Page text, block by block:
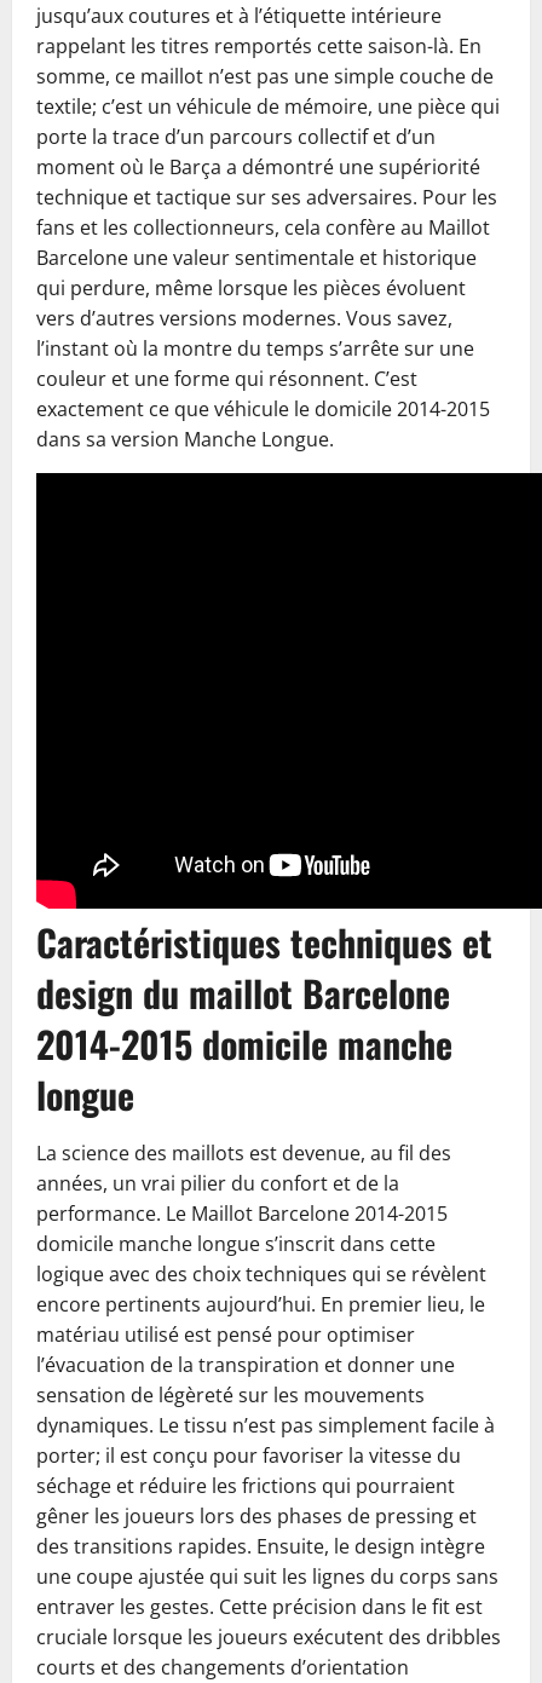
jusqu’aux coutures et à l’étiquette intérieure
rappelant les titres remportés cette saison-là. En
somme, ce maillot n’est pas une simple couche de
textile; c’est un véhicule de mémoire, une pièce qui
porte la trace d’un parcours collectif et d’un
moment où le Barça a démontré une supériorité
technique et tactique sur ses adversaires. Pour les
fans et les collectionneurs, cela confère au Maillot
Barcelone une valeur sentimentale et historique
qui perdure, même lorsque les pièces évoluent
vers d’autres versions modernes. Vous savez,
l’instant où la montre du temps s’arrête sur une
couleur et une forme qui résonnent. C’est
exactement ce que véhicule le domicile 2014-2015
dans sa version Manche Longue.
Caractéristiques techniques et
design du maillot Barcelone
2014-2015 domicile manche
longue
La science des maillots est devenue, au fil des
années, un vrai pilier du confort et de la
performance. Le Maillot Barcelone 2014-2015
domicile manche longue s’inscrit dans cette
logique avec des choix techniques qui se révèlent
encore pertinents aujourd’hui. En premier lieu, le
matériau utilisé est pensé pour optimiser
l’évacuation de la transpiration et donner une
sensation de légèreté sur les mouvements
dynamiques. Le tissu n’est pas simplement facile à
porter; il est conçu pour favoriser la vitesse du
séchage et réduire les frictions qui pourraient
gêner les joueurs lors des phases de pressing et
des transitions rapides. Ensuite, le design intègre
une coupe ajustée qui suit les lignes du corps sans
entraver les gestes. Cette précision dans le fit est
cruciale lorsque les joueurs exécutent des dribbles
courts et des changements d’orientation